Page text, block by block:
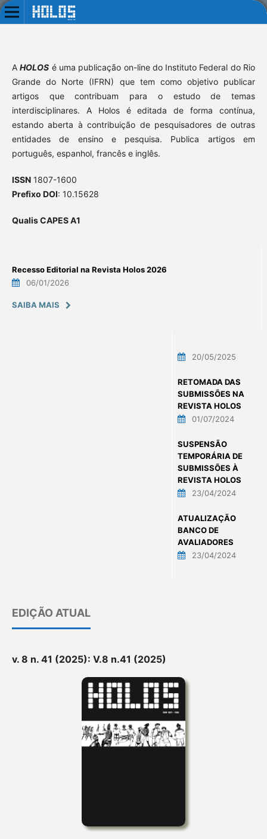
AHOLOS é uma publicação on-line do Instituto Federal do Rio
Grande do Norte (IFRN) que tem como objetivo publicar
artigos que contribuam para o estudo de temas
interdisciplinares. A Holos é editada de forma contínua,
estando aberta à contribuição de pesquisadores de outras
entidades de ensino e pesquisa. Publica artigos em
português, espanhol, francês e inglês.
ISSN1807-1600
Prefixo DOI: 10.15628
Qualis CAPES A1
Recesso Editorial na Revista Holos 2026
06/01/2026
SAIBA MAIS
20/05/2025
RETOMADA DAS
SUBMISSÕES NA
REVISTA HOLOS
01/07/2024
SUSPENSÃO
TEMPORÁRIA DE
SUBMISSÕES À
REVISTA HOLOS
23/04/2024
ATUALIZAÇÃO
BANCO DE
AVALIADORES
23/04/2024
EDIÇÃO ATUAL
v. 8 n. 41 (2025): V.8 n.41 (2025)